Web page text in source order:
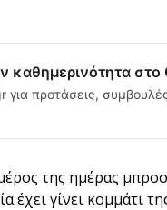
καθημερινότητα
προτάσεις,
της ημέρας
έχει γίνει κομμάτι